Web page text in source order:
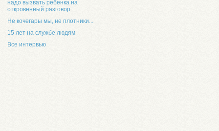
надо вызвать ребенка на
откровенный разговор
Не кочегары мы, не плотники...
15 лет на службе людям
Все интервью